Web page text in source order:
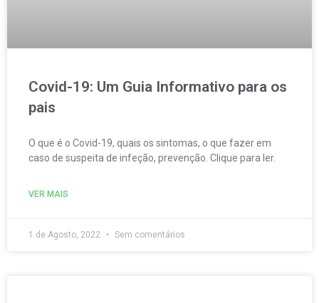
Covid-19: Um Guia Informativo para os
pais
O que é o Covid-19, quais os sintomas, o que fazer em
caso de suspeita de infeção, prevenção. Clique para ler.
VER MAIS
1 de Agosto, 2022 Sem comentários